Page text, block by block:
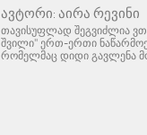
ავტორი: აირა რევინი
თავისუფლად შეგვიძლია
შვილი" ერთ-ერთი
რომელმაც დიდი გავლენა